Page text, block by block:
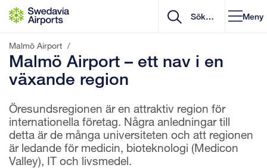
Gå till innehåll
Meny
Malmö Airport /
Malmö Airport – ett nav i en
växande region
Öresundsregionen är en attraktiv region för
internationella företag. Några anledningar till
detta är de många universiteten och att regionen
är ledande för medicin, bioteknologi (Medicon
Valley), IT och livsmedel.